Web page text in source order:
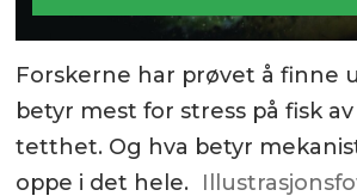
Forskerne har prøvet å finne
betyr mest for stress på fisk
tetthet. Og hva betyr
oppe i det hele.